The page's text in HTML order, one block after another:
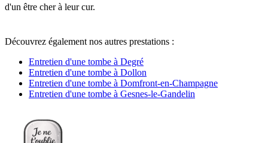
d'un être cher à leur cur.
Découvrez également nos autres prestations :
Entretien d'une tombe à Degré
Entretien d'une tombe à Dollon
Entretien d'une tombe à Domfront-en-Champagne
Entretien d'une tombe à Gesnes-le-Gandelin